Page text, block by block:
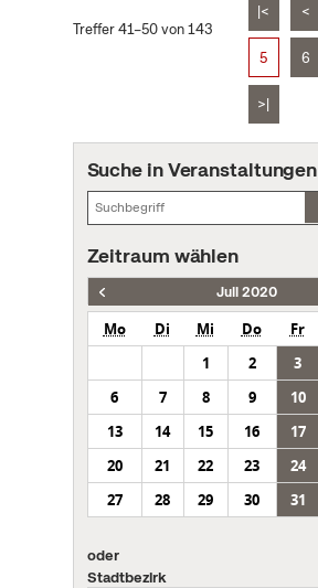
Treffer 41–50 von 143
|< <
5 6
>|
Suche in Veranstaltungen
Zeitraum wählen
Juli 2020
Mo Di Mi Do Fr
1
2 3
6
7 8 9 10
13
14 15 16 17
20
21 22 23 24
27
28 29 30 31
oder
Stadtbezirk